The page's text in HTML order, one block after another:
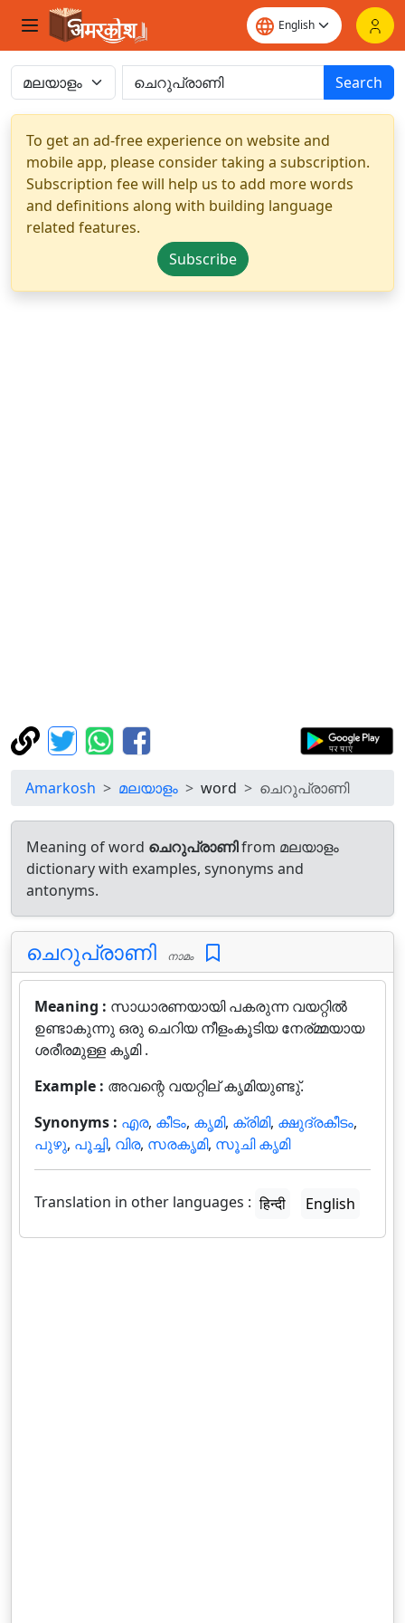
Search
To get an ad-free experience on website and
mobile app, please consider taking a subscription.
Subscription fee will help us to add more words
and definitions along with building language
related features.
Subscribe
Amarkosh മലയാളം word ചെറുപ്രാണി
Meaning of word ചെറുപ്രാണിfrom മലയാളം
dictionary with examples, synonyms and
antonyms.
ചെറുപ്രാണി നാമം
Meaning : സാധാരണയായി പകരുന്ന വയറ്റില്‍
ഉണ്ടാകുന്നു ഒരു ചെറിയ നീളംകൂടിയ നേര്മ്മയായ
ശരീരമുള്ള കൃമി .
Example : അവന്റെ വയറ്റില് കൃമിയുണ്ടു്.
Synonyms : എര, കീടം, കൃമി, ക്രിമി, ക്ഷുദ്രകീടം,
പുഴു, പൂച്ചി, വിര, സരകൃമി, സൂചി കൃമി
Translation in other languages : हिन्दी English